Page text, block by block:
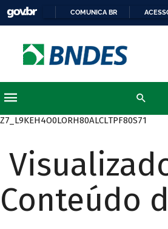
COMUNICA BR
Z7_L9KEH4O0LORH80ALCLTPF80S71
Conteúdo